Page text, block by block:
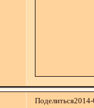
Поделиться